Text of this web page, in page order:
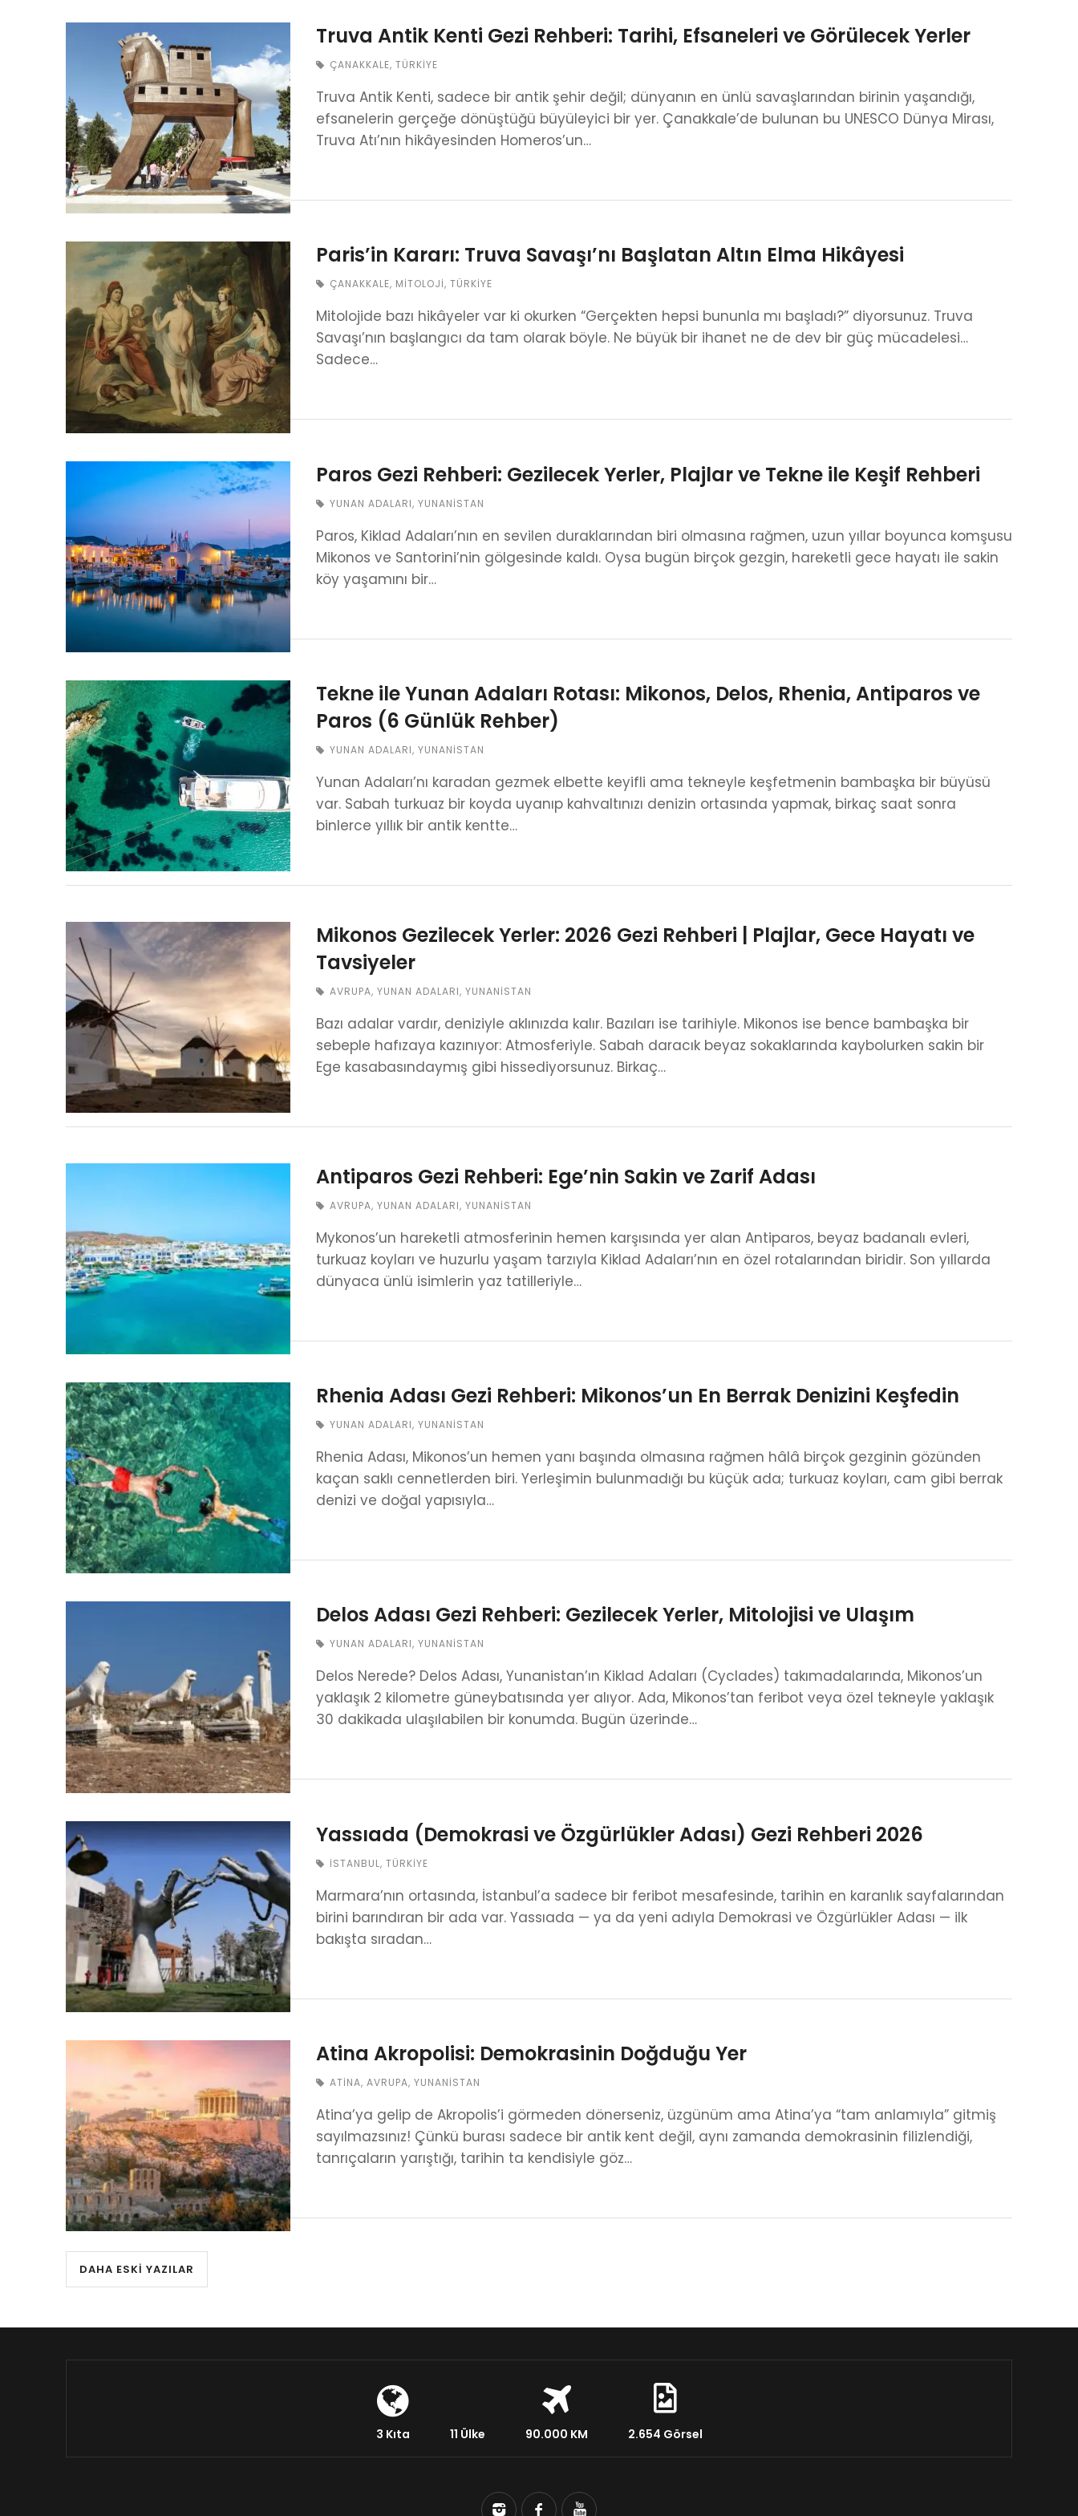
Truva Antik Kenti Gezi Rehberi: Tarihi, Efsaneleri ve Görülecek Yerler
ÇANAKKALE, TÜRKIYE
Truva Antik Kenti, sadece bir antik şehir değil; dünyanın en ünlü savaşlarından birinin yaşandığı,
efsanelerin gerçeğe dönüştüğü büyüleyici bir yer. Çanakkale’de bulunan bu UNESCO Dünya Mirası,
Truva Atı’nın hikâyesinden Homeros’un…
Paris’in Kararı: Truva Savaşı’nı Başlatan Altın Elma Hikâyesi
ÇANAKKALE, MITOLOJI, TÜRKIYE
Mitolojide bazı hikâyeler var ki okurken “Gerçekten hepsi bununla mı başladı?” diyorsunuz. Truva
Savaşı’nın başlangıcı da tam olarak böyle. Ne büyük bir ihanet ne de dev bir güç mücadelesi…
Sadece…
Paros Gezi Rehberi: Gezilecek Yerler, Plajlar ve Tekne ile Keşif Rehberi
YUNAN ADALARI, YUNANISTAN
Paros, Kiklad Adaları’nın en sevilen duraklarından biri olmasına rağmen, uzun yıllar boyunca komşusu
Mikonos ve Santorini’nin gölgesinde kaldı. Oysa bugün birçok gezgin, hareketli gece hayatı ile sakin
köy yaşamını bir…
Tekne ile Yunan Adaları Rotası: Mikonos, Delos, Rhenia, Antiparos ve
Paros (6 Günlük Rehber)
YUNAN ADALARI, YUNANISTAN
Yunan Adaları’nı karadan gezmek elbette keyifli ama tekneyle keşfetmenin bambaşka bir büyüsü
var. Sabah turkuaz bir koyda uyanıp kahvaltınızı denizin ortasında yapmak, birkaç saat sonra
binlerce yıllık bir antik kentte…
Mikonos Gezilecek Yerler: 2026 Gezi Rehberi | Plajlar, Gece Hayatı ve
Tavsiyeler
AVRUPA, YUNAN ADALARI, YUNANISTAN
Bazı adalar vardır, deniziyle aklınızda kalır. Bazıları ise tarihiyle. Mikonos ise bence bambaşka bir
sebeple hafızaya kazınıyor: Atmosferiyle. Sabah daracık beyaz sokaklarında kaybolurken sakin bir
Ege kasabasındaymış gibi hissediyorsunuz. Birkaç…
Antiparos Gezi Rehberi: Ege’nin Sakin ve Zarif Adası
AVRUPA, YUNAN ADALARI, YUNANISTAN
Mykonos’un hareketli atmosferinin hemen karşısında yer alan Antiparos, beyaz badanalı evleri,
turkuaz koyları ve huzurlu yaşam tarzıyla Kiklad Adaları’nın en özel rotalarından biridir. Son yıllarda
dünyaca ünlü isimlerin yaz tatilleriyle…
Rhenia Adası Gezi Rehberi: Mikonos’un En Berrak Denizini Keşfedin
YUNAN ADALARI, YUNANISTAN
Rhenia Adası, Mikonos’un hemen yanı başında olmasına rağmen hâlâ birçok gezginin gözünden
kaçan saklı cennetlerden biri. Yerleşimin bulunmadığı bu küçük ada; turkuaz koyları, cam gibi berrak
denizi ve doğal yapısıyla…
Delos Adası Gezi Rehberi: Gezilecek Yerler, Mitolojisi ve Ulaşım
YUNAN ADALARI, YUNANISTAN
Delos Nerede? Delos Adası, Yunanistan’ın Kiklad Adaları (Cyclades) takımadalarında, Mikonos’un
yaklaşık 2 kilometre güneybatısında yer alıyor. Ada, Mikonos’tan feribot veya özel tekneyle yaklaşık
30 dakikada ulaşılabilen bir konumda. Bugün üzerinde…
Yassıada (Demokrasi ve Özgürlükler Adası) Gezi Rehberi 2026
İSTANBUL, TÜRKIYE
Marmara’nın ortasında, İstanbul’a sadece bir feribot mesafesinde, tarihin en karanlık sayfalarından
birini barındıran bir ada var. Yassıada — ya da yeni adıyla Demokrasi ve Özgürlükler Adası — ilk
bakışta sıradan…
Atina Akropolisi: Demokrasinin Doğduğu Yer
ATINA, AVRUPA, YUNANISTAN
Atina’ya gelip de Akropolis’i görmeden dönerseniz, üzgünüm ama Atina’ya “tam anlamıyla” gitmiş
sayılmazsınız! Çünkü burası sadece bir antik kent değil, aynı zamanda demokrasinin filizlendiği,
tanrıçaların yarıştığı, tarihin ta kendisiyle göz…
DAHA ESKI YAZILAR
3 Kıta 11 Ülke 90.000 KM 2.654 Görsel